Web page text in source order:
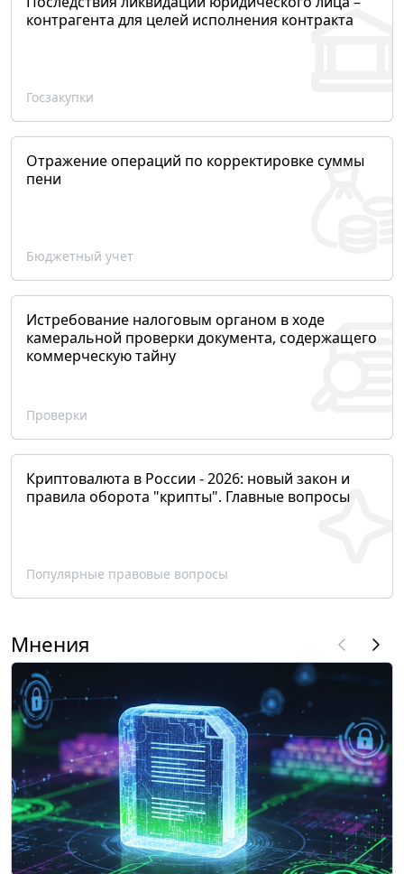
контрагента для целей исполнения контракта
Госзакупки
Отражение операций по корректировке суммы
пени
Бюджетный учет
Истребование налоговым органом в ходе
камеральной проверки документа, содержащего
коммерческую тайну
Проверки
Криптовалюта в России - 2026: новый закон и
правила оборота "крипты". Главные вопросы
Популярные правовые вопросы
Мнения